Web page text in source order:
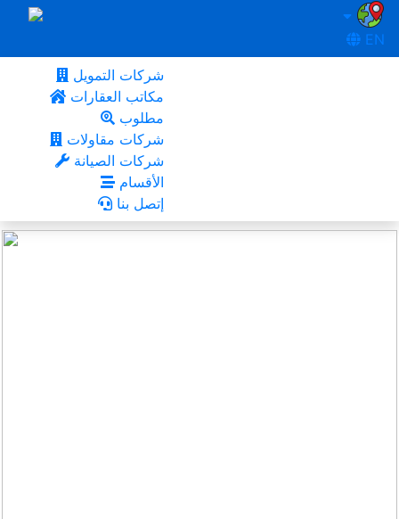
EN
شركات التمويل
مكاتب العقارات
مطلوب
شركات مقاولات
شركات الصيانة
الأقسام
إتصل بنا